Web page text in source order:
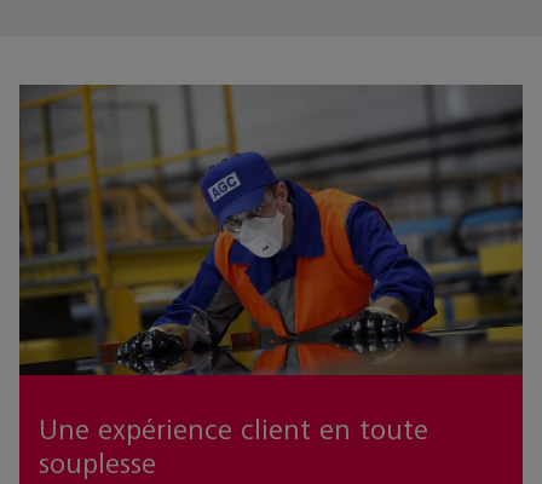
Une expérience client en toute
souplesse